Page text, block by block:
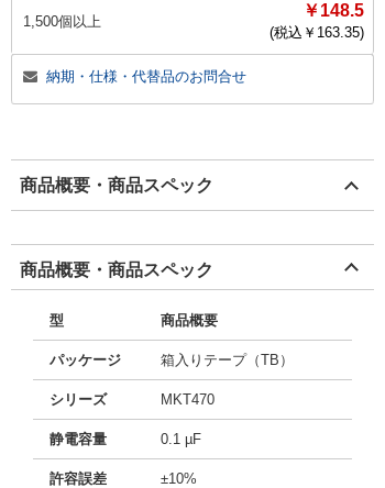
1,500個以上
￥148.5
(税込￥ 163.35)
納期・仕様・代替品のお問合せ
商品概要・商品スペック
商品概要・商品スペック
型 商品概要
パッケージ 箱入りテープ（TB）
シリーズ MKT470
静電容量 0.1 µF
許容誤差 ±10%